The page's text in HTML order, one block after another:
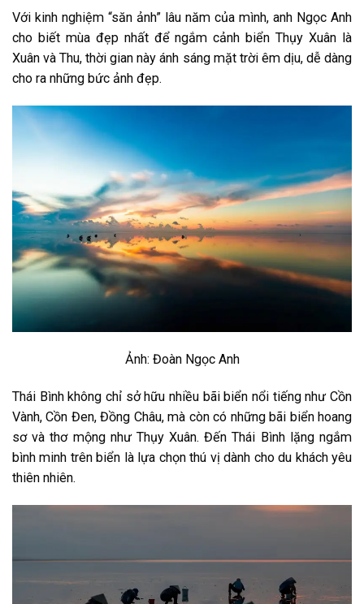
Với kinh nghiệm “săn ảnh” lâu năm của mình, anh Ngọc Anh
cho biết mùa đẹp nhất để ngắm cảnh biển Thụy Xuân là
Xuân và Thu, thời gian này ánh sáng mặt trời êm dịu, dễ dàng
cho ra những bức ảnh đẹp.
Ảnh: Đoàn Ngọc Anh
Thái Bình không chỉ sở hữu nhiều bãi biển nổi tiếng như Cồn
Vành, Cồn Đen, Đồng Châu, mà còn có những bãi biển hoang
sơ và thơ mộng như Thụy Xuân. Đến Thái Bình lặng ngắm
bình minh trên biển là lựa chọn thú vị dành cho du khách yêu
thiên nhiên.